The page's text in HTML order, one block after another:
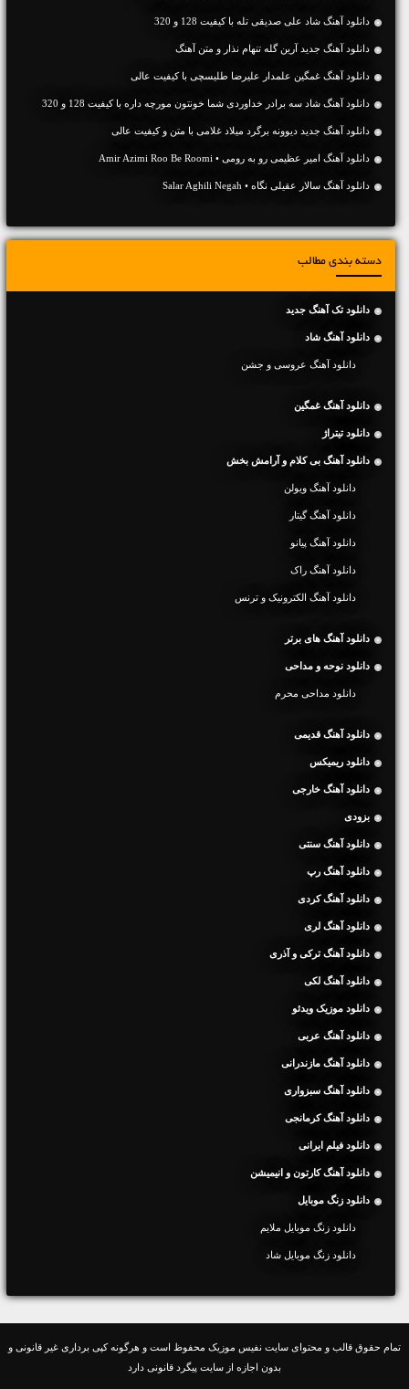
دانلود آهنگ شاد علی صدیقی تله با کیفیت 128 و 320
دانلود آهنگ جديد آرین گله تنهام نذار و متن آهنگ
دانلود آهنگ غمگین علمدار علیرضا طلیسچی با کیفیت عالی
دانلود آهنگ شاد سه برادر خداوردی شما خونتون مورچه داره با کیفیت 128 و 320
دانلود آهنگ جديد دیوونه برگرد میلاد غلامی با متن و کیفیت عالی
دانلود آهنگ امیر عظیمی رو به رومی • Amir Azimi Roo Be Roomi
دانلود آهنگ سالار عقیلی نگاه • Salar Aghili Negah
دسته بندی مطالب
دانلود تک آهنگ جدید
دانلود آهنگ شاد
دانلود آهنگ عروسی و جشن
دانلود آهنگ غمگین
دانلود تیتراژ
دانلود آهنگ بی کلام و آرامش بخش
دانلود آهنگ ویولن
دانلود آهنگ گیتار
دانلود آهنگ پیانو
دانلود آهنگ راک
دانلود آهنگ الکترونیک و ترنس
دانلود آهنگ های برتر
دانلود نوحه و مداحی
دانلود مداحی محرم
دانلود آهنگ قدیمی
دانلود ریمیکس
دانلود آهنگ خارجی
بزودی
دانلود آهنگ سنتی
دانلود آهنگ رپ
دانلود آهنگ کردی
دانلود آهنگ لری
دانلود آهنگ ترکی و آذری
دانلود آهنگ لکی
دانلود موزیک ویدئو
دانلود آهنگ عربی
دانلود آهنگ مازندرانی
دانلود آهنگ سبزواری
دانلود آهنگ کرمانجی
دانلود فیلم ایرانی
دانلود آهنگ کارتون و انیمیشن
دانلود زنگ موبایل
دانلود زنگ موبایل ملایم
دانلود زنگ موبایل شاد
تمام حقوق قالب و محتوای سایت نفیس موزیک محفوظ است و هرگونه کپی برداری غیر قانونی و
بدون اجازه از سایت پیگرد قانونی دارد